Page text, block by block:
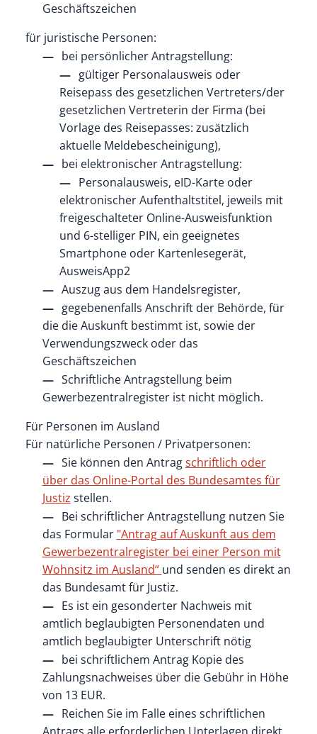
Geschäftszeichen
für juristische Personen:
bei persönlicher Antragstellung:
gültiger Personalausweis oder
Reisepass des gesetzlichen Vertreters/der
gesetzlichen Vertreterin der Firma (bei
Vorlage des Reisepasses: zusätzlich
aktuelle Meldebescheinigung),
bei elektronischer Antragstellung:
Personalausweis, eID-Karte oder
elektronischer Aufenthaltstitel, jeweils mit
freigeschalteter Online-Ausweisfunktion
und 6-stelliger PIN, ein geeignetes
Smartphone oder Kartenlesegerät,
AusweisApp2
Auszug aus dem Handelsregister,
gegebenenfalls Anschrift der Behörde, für
die die Auskunft bestimmt ist, sowie der
Verwendungszweck oder das
Geschäftszeichen
Schriftliche Antragstellung beim
Gewerbezentralregister ist nicht möglich.
Für Personen im Ausland
Für natürliche Personen / Privatpersonen:
Sie können den Antragschriftlich oder
über das Online-Portal des Bundesamtes für
Justiz stellen.
Bei schriftlicher Antragstellung nutzen Sie
das Formular "Antrag auf Auskunft aus dem
Gewerbezentralregister bei einer Person mit
Wohnsitz im Ausland“ und senden es direkt an
das Bundesamt für Justiz.
Es ist ein gesonderter Nachweis mit
amtlich beglaubigten Personendaten und
amtlich beglaubigter Unterschrift nötig
bei schriftlichem Antrag Kopie des
Zahlungsnachweises über die Gebühr in Höhe
von 13 EUR.
Reichen Sie im Falle eines schriftlichen